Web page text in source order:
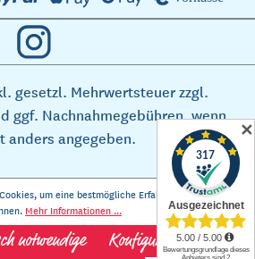
gesetzl. Mehrwertsteuer zzgl.
ggf. Nachnahmegebühren, wenn
anders angegeben.
um eine bestmögliche Erfahrung bieten zu
Mehr Informationen ...
notwendige Konfigurieren
✕